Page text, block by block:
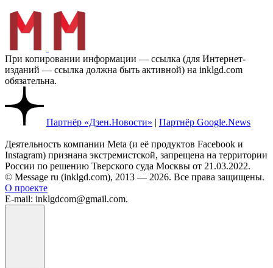
При копировании информации — ссылка (для Интернет-
изданий — ссылка должна быть активной) на inklgd.com
обязательна.
Партнёр «Дзен.Новости» | Партнёр Google.News
Деятельность компании Meta (и её продуктов Facebook и
Instagram) признана экстремистской, запрещена на территории
России по решению Тверского суда Москвы от 21.03.2022.
© Message ru (inklgd.com), 2013 — 2026. Все права защищены.
О проекте
E-mail: inklgdcom@gmail.com.